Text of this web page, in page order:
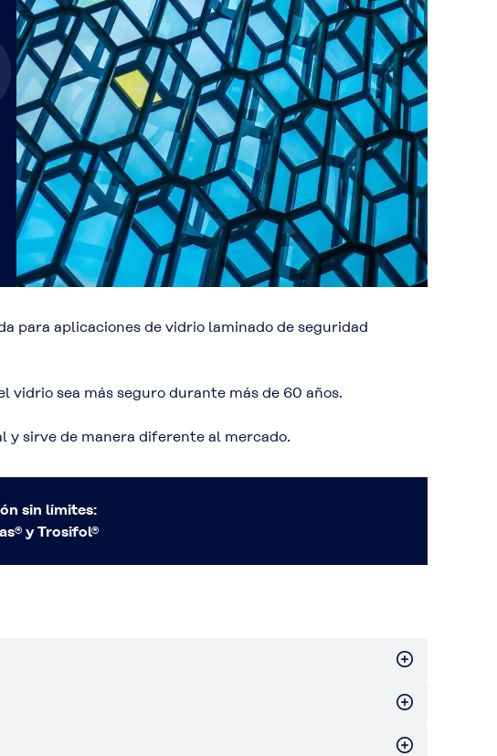
para aplicaciones de vidrio laminado de seguridad
vidrio sea más seguro durante más de 60 años.
y sirve de manera diferente al mercado.
sin límites:
y Trosifol®